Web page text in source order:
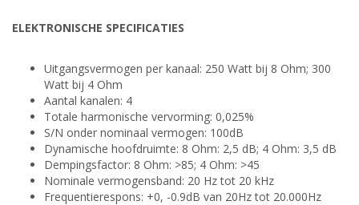
ELEKTRONISCHE SPECIFICATIES
Uitgangsvermogen per kanaal: 250 Watt bij 8 Ohm; 300
Watt bij 4 Ohm
Aantal kanalen: 4
Totale harmonische vervorming: 0,025%
S/N onder nominaal vermogen: 100dB
Dynamische hoofdruimte: 8 Ohm: 2,5 dB; 4 Ohm: 3,5 dB
Dempingsfactor: 8 Ohm: >85; 4 Ohm: >45
Nominale vermogensband: 20 Hz tot 20 kHz
Frequentierespons: +0, -0.9dB van 20Hz tot 20.000Hz